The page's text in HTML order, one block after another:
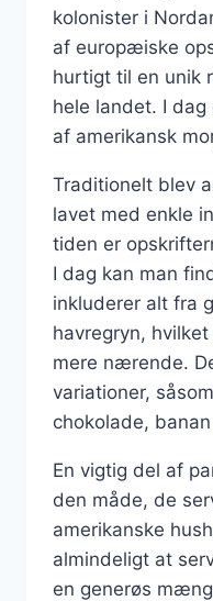
kolonister i
af europæiske
hurtigt til en unik
hele landet. I
af amerikansk
Traditionelt blev
lavet med enkle
tiden er
I dag kan man
inkluderer alt fra
havregryn,
mere nærende.
variationer,
chokolade,
En vigtig del af
den måde, de
amerikanske
almindeligt at
en generøs